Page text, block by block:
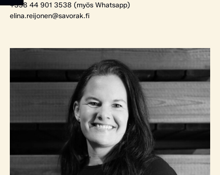
+358 44 901 3538 (myös Whatsapp)
elina.reijonen@savorak.fi